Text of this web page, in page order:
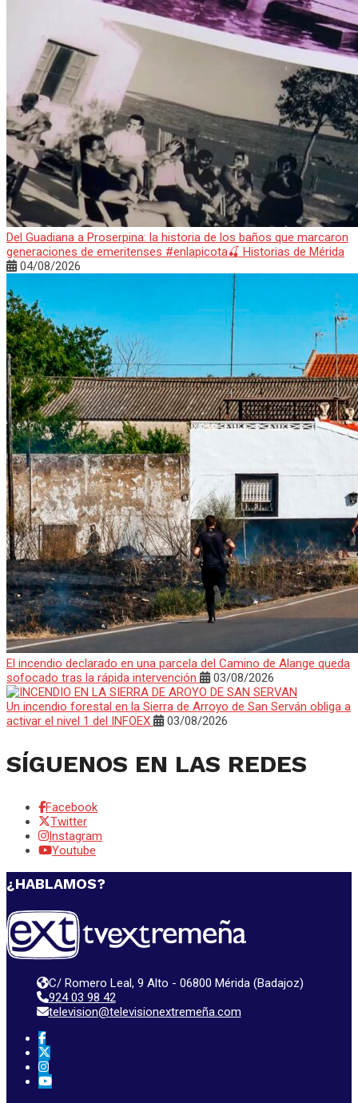
Del Guadiana a Proserpina: la historia de los baños que marcaron
generaciones de emeritenses #enlapicota🍒 Historias de Mérida
04/08/2026
El incendio declarado en una parcela del Camino de Alange queda
sofocado tras la rápida intervención
03/08/2026
Un incendio forestal en la Sierra de Arroyo de San Serván obliga a
activar el nivel 1 del INFOEX
03/08/2026
SÍGUENOS EN LAS REDES
Facebook
Twitter
Instagram
Youtube
¿HABLAMOS?
C/ Romero Leal, 9 Alto - 06800 Mérida (Badajoz)
924 03 98 42
television@televisionextremeña.com